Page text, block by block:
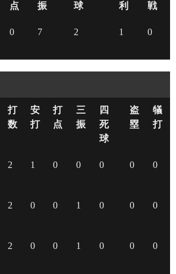
点
振
球
利
戦
0 7 2 1 0
打
数
安
打
打
点
三
振
四
死
球
盗
塁
犠
打
2 1 0 0 0 0 0
2 0 0 1 0 0 0
2 0 0 1 0 0 0